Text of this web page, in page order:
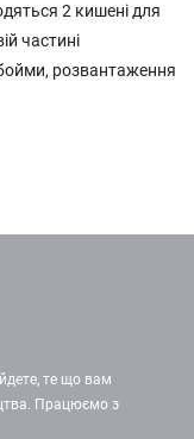
2 кишені для
частині
розвантаження
те що вам
Працюємо з